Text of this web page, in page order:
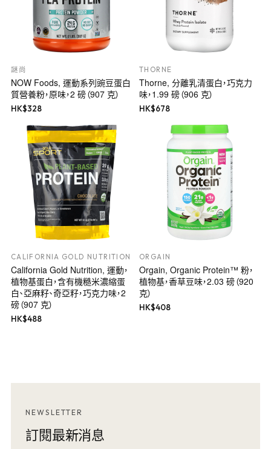
謎尚
NOW Foods, 運動系列豌豆蛋白
質營養粉，原味，2 磅（907 克）
HK$328
THORNE
Thorne, 分離乳清蛋白，巧克力
味，1.99 磅（906 克）
HK$678
CALIFORNIA GOLD NUTRITION
California Gold Nutrition, 運動，
植物基蛋白，含有機糙米濃縮蛋
白、亞麻籽、奇亞籽，巧克力味，2
磅（907 克）
HK$488
ORGAIN
Orgain, Organic Protein™ 粉，
植物基，香草豆味，2.03 磅（920
克）
HK$408
NEWSLETTER
訂閱最新消息